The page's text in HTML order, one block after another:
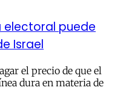
electoral puede
Israel
el precio de que el
dura en materia de